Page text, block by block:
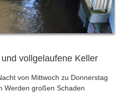
vollgelaufene Keller
von Mittwoch zu Donnerstag
Werden großen Schaden